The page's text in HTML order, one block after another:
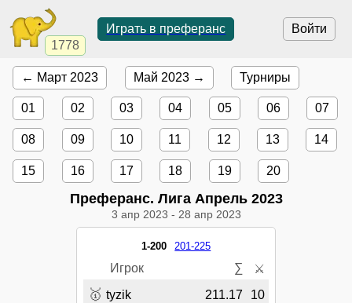
1778
Войти
Играть в преферанс
← Март 2023 Май 2023 → Турниры
01 02 03 04 05 06 07
08 09 10 11 12 13 14
15 16 17 18 19 20
Преферанс. Лига Апрель 2023
3 апр 2023 - 28 апр 2023
1-200 201-225
Игрок ∑ ⚔
🥇 tyzik 211.17 10